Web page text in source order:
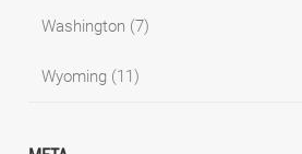
Washington (7)
Wyoming (11)